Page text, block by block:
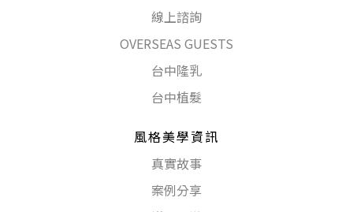
線上諮詢
OVERSEAS GUESTS
台中隆乳
台中植髮
風格美學資訊
真實故事
案例分享